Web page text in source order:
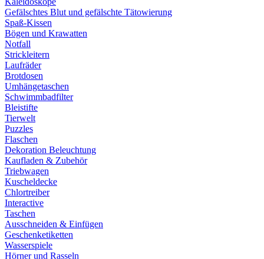
Gefälschtes Blut und gefälschte Tätowierung
Spaß-Kissen
Bögen und Krawatten
Notfall
Strickleitern
Laufräder
Brotdosen
Umhängetaschen
Schwimmbadfilter
Bleistifte
Tierwelt
Puzzles
Flaschen
Dekoration Beleuchtung
Kaufladen & Zubehör
Triebwagen
Kuscheldecke
Chlortreiber
Interactive
Taschen
Ausschneiden & Einfügen
Geschenketiketten
Wasserspiele
Hörner und Rasseln